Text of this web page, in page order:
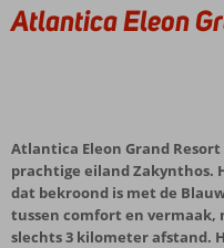
Atlantica Eleon
Atlantica Eleon Grand
prachtige eiland Zakynthos.
dat bekroond is met de
tussen comfort en vermaak,
slechts 3 kilometer afstand.